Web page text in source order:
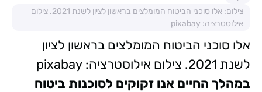
צילום: אלו סוכני הביטוח המומלצים בראשון לציון לשנת 2021. צילום
אילוסטרציה: pixabay
אלו סוכני הביטוח המומלצים בראשון לציון
לשנת 2021. צילום אילוסטרציה: pixabay
במהלך החיים אנו זקוקים לסוכנות ביטוח